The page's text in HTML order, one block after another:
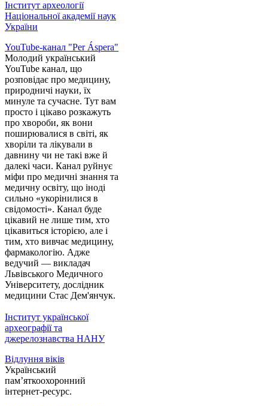
Інститут археології
Національної академії наук
України
YouTube-канал "Per Áspera"
Молодий український
YouTube канал, що
розповідає про медицину,
природничі науки, їх
минуле та сучасне. Тут вам
просто і цікаво розкажуть
про хвороби, як вони
поширювалися в світі, як
хворіли та лікували в
давнину чи не такі вже й
далекі часи. Канал руйнує
міфи про медичні знання та
медичну освіту, що іноді
сильно «укорінилися в
свідомості». Канал буде
цікавий не лише тим, хто
цікавиться історією, але і
тим, хто вивчає медицину,
фармакологію. Адже
ведучий — викладач
Львівського Медичного
Університету, дослідник
медицини Стас Дем'янчук.
Інститут української
археографії та
джерелознавства НАНУ
Відлуння віків
Український
пам’яткоохоронний
інтернет-ресурс.